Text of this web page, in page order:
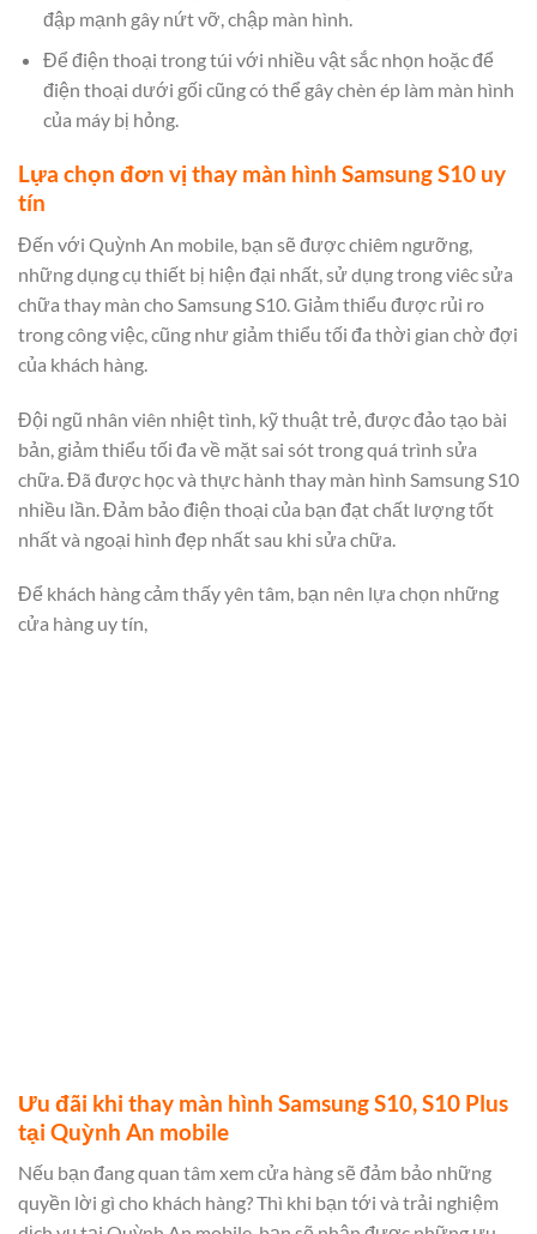
đập mạnh gây nứt vỡ, chập màn hình.
Để điện thoại trong túi với nhiều vật sắc nhọn hoặc để
điện thoại dưới gối cũng có thể gây chèn ép làm màn hình
của máy bị hỏng.
Lựa chọn đơn vị thay màn hình Samsung S10 uy
tín
Đến với Quỳnh An mobile, bạn sẽ được chiêm ngưỡng,
những dụng cụ thiết bị hiện đại nhất, sử dụng trong viêc sửa
chữa thay màn cho Samsung S10. Giảm thiểu được rủi ro
trong công việc, cũng như giảm thiểu tối đa thời gian chờ đợi
của khách hàng.
Đội ngũ nhân viên nhiệt tình, kỹ thuật trẻ, được đảo tạo bài
bản, giảm thiểu tối đa về mặt sai sót trong quá trình sửa
chữa. Đã được học và thực hành thay màn hình Samsung S10
nhiều lần. Đảm bảo điện thoại của bạn đạt chất lượng tốt
nhất và ngoại hình đẹp nhất sau khi sửa chữa.
Để khách hàng cảm thấy yên tâm, bạn nên lựa chọn những
cửa hàng uy tín,
Ưu đãi khi thay màn hình Samsung S10, S10 Plus
tại Quỳnh An mobile
Nếu bạn đang quan tâm xem cửa hàng sẽ đảm bảo những
quyền lời gì cho khách hàng? Thì khi bạn tới và trải nghiệm